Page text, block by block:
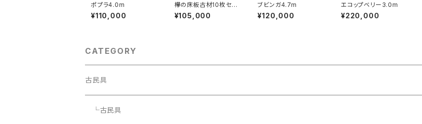
ポプラ4.0m
¥110,000
欅の床板古材10枚セッ
ト
¥105,000
ブビンガ4.7m
¥120,000
エコップベリー3.0m
¥220,000
CATEGORY
古民具
└古民具